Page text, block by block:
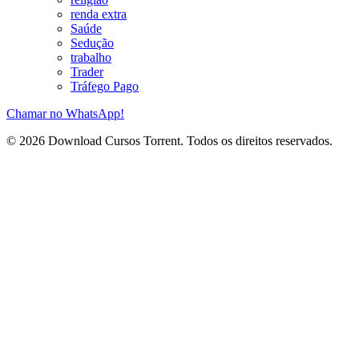
renda extra
Saúde
Sedução
trabalho
Trader
Tráfego Pago
Chamar no WhatsApp!
© 2026 Download Cursos Torrent. Todos os direitos reservados.